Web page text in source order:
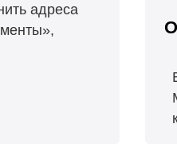
адреса